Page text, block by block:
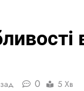
Відпочинок
0 5 Хв